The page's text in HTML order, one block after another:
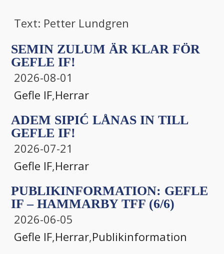
Text: Petter Lundgren
SEMIN ZULUM ÄR KLAR FÖR
GEFLE IF!
2026-08-01
Gefle IF,Herrar
ADEM SIPIĆ LÅNAS IN TILL
GEFLE IF!
2026-07-21
Gefle IF,Herrar
PUBLIKINFORMATION: GEFLE
IF – HAMMARBY TFF (6/6)
2026-06-05
Gefle IF,Herrar,Publikinformation